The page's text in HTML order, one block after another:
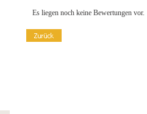
Es liegen noch keine Bewertungen vor.